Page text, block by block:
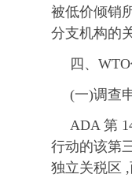
被低价倾销
分支机构的
四、
(一)调查
ADA 第
行动的该第
独立关税区